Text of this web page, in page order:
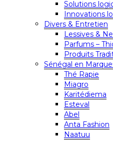
Solutions
Innovations
Divers & Entretien
Lessives &
Parfums –
Produits
Sénégal en
Thé Rapie
Miagro
Karitédiema
Esteval
Abel
Anta Fashion
Naatuu